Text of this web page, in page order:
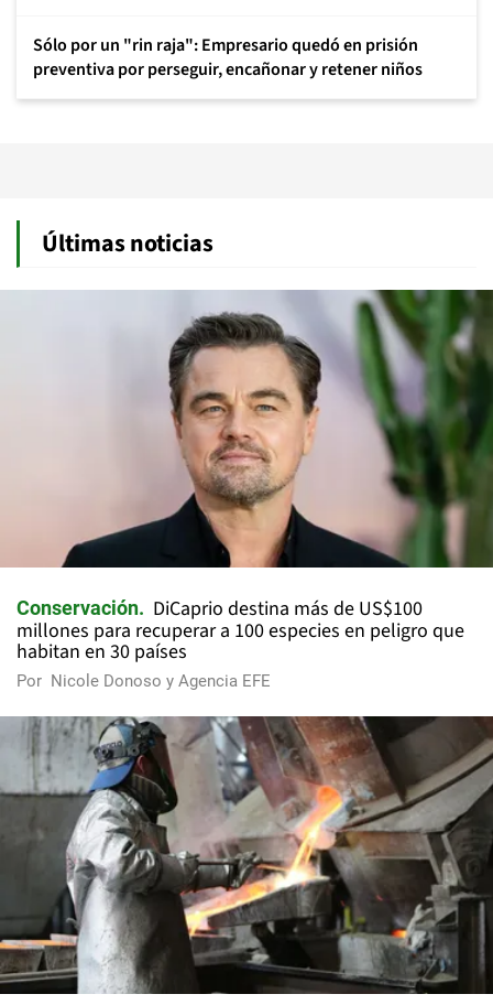
Sólo por un "rin raja": Empresario quedó en prisión
preventiva por perseguir, encañonar y retener niños
Últimas noticias
Conservación
DiCaprio destina más de US$100
millones para recuperar a 100 especies en peligro que
habitan en 30 países
Por Nicole Donoso y Agencia EFE